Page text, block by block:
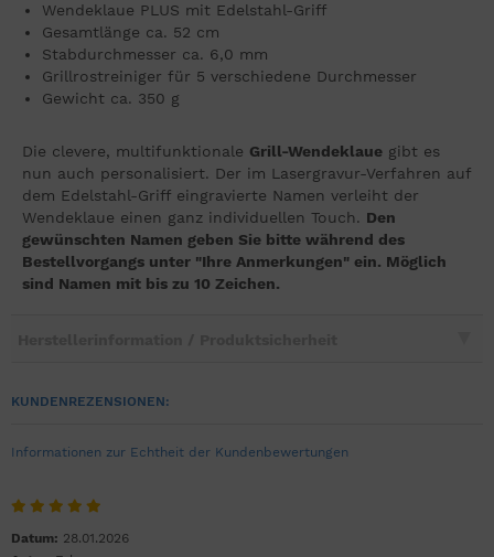
Wendeklaue PLUS mit Edelstahl-Griff
Gesamtlänge ca. 52 cm
Stabdurchmesser ca. 6,0 mm
Grillrostreiniger für 5 verschiedene Durchmesser
Gewicht ca. 350 g
Die clevere, multifunktionale Grill-Wendeklaue gibt es
nun auch personalisiert. Der im Lasergravur-Verfahren auf
dem Edelstahl-Griff eingravierte Namen verleiht der
Wendeklaue einen ganz individuellen Touch. Den
gewünschten Namen geben Sie bitte während des
Bestellvorgangs unter "Ihre Anmerkungen" ein. Möglich
sind Namen mit bis zu 10 Zeichen.
KUNDENREZENSIONEN:
Informationen zur Echtheit der Kundenbewertungen
Datum: 28.01.2026